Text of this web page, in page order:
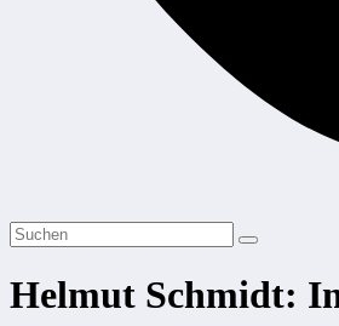
Helmut Schmidt: